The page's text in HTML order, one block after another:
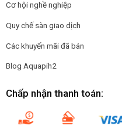
Cơ hội nghề nghiệp
Quy chế sàn giao dịch
Các khuyến mãi đã bán
Blog Aquapih2
Chấp nhận thanh toán: